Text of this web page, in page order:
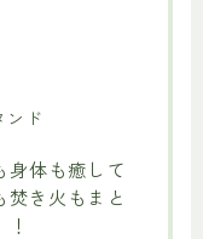
ンド
身体も癒して
焚き火もまと